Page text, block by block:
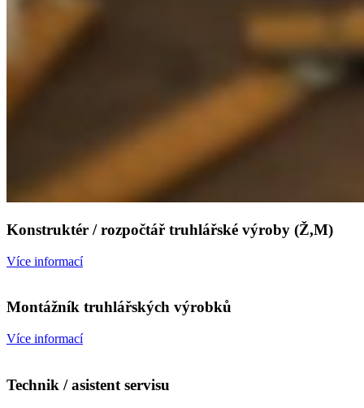
Konstruktér / rozpočtář truhlářské výroby (Ž,M)
Více informací
Montážník truhlářských výrobků
Více informací
Technik / asistent servisu